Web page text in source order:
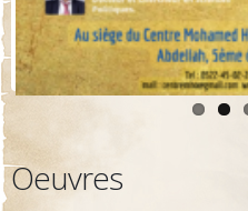
Oeuvres